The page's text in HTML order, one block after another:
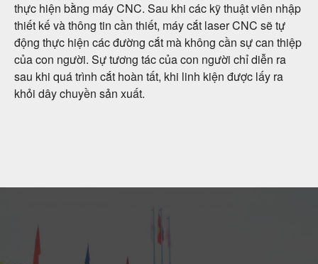
thực hiện bằng máy CNC. Sau khi các kỹ thuật viên nhập
thiết kế và thông tin cần thiết, máy cắt laser CNC sẽ tự
động thực hiện các đường cắt mà không cần sự can thiệp
của con người. Sự tương tác của con người chỉ diễn ra
sau khi quá trình cắt hoàn tất, khi linh kiện được lấy ra
khỏi dây chuyền sản xuất.